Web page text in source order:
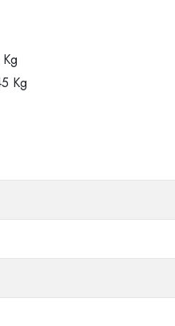
Kg